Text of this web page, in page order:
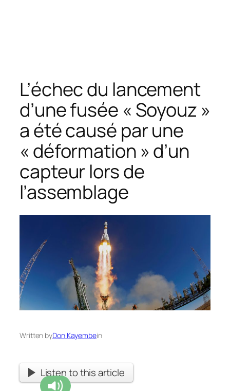
L’échec du lancement
d’une fusée « Soyouz »
a été causé par une
« déformation » d’un
capteur lors de
l’assemblage
Written byDon Kayembein
Listen to this article